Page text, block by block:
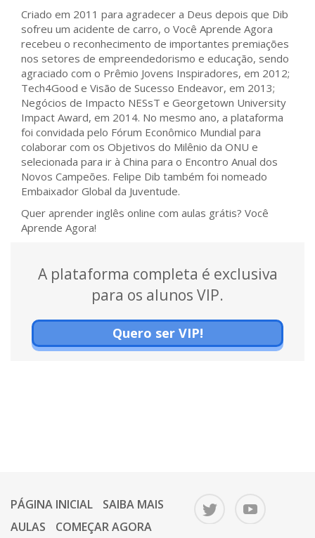
Criado em 2011 para agradecer a Deus depois que Dib
sofreu um acidente de carro, o Você Aprende Agora
recebeu o reconhecimento de importantes premiações
nos setores de empreendedorismo e educação, sendo
agraciado com o Prêmio Jovens Inspiradores, em 2012;
Tech4Good e Visão de Sucesso Endeavor, em 2013;
Negócios de Impacto NESsT e Georgetown University
Impact Award, em 2014. No mesmo ano, a plataforma
foi convidada pelo Fórum Econômico Mundial para
colaborar com os Objetivos do Milênio da ONU e
selecionada para ir à China para o Encontro Anual dos
Novos Campeões. Felipe Dib também foi nomeado
Embaixador Global da Juventude.
Quer aprender inglês online com aulas grátis? Você
Aprende Agora!
A plataforma completa é exclusiva
para os alunos VIP.
Quero ser VIP!
PÁGINA INICIAL
SAIBA MAIS
AULAS
COMEÇAR AGORA